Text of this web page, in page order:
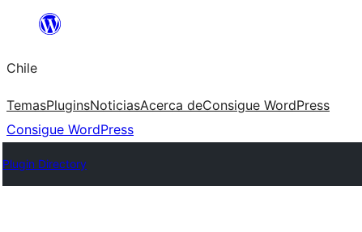
Saltar
contenido
Chile
TemasPluginsNoticiasAcerca deConsigue WordPress
Consigue WordPress
Plugin Directory